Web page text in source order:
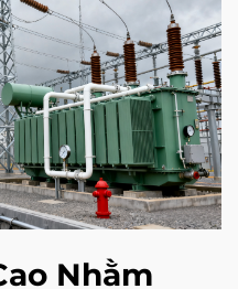
Nhằm